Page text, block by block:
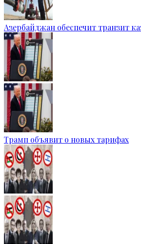
Азербайджан обеспечит транзит
Трамп объявит о новых тарифах